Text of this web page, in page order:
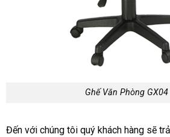
Ghế Văn Phòng GX04
Đến với chúng tôi quý khách hàng sẽ